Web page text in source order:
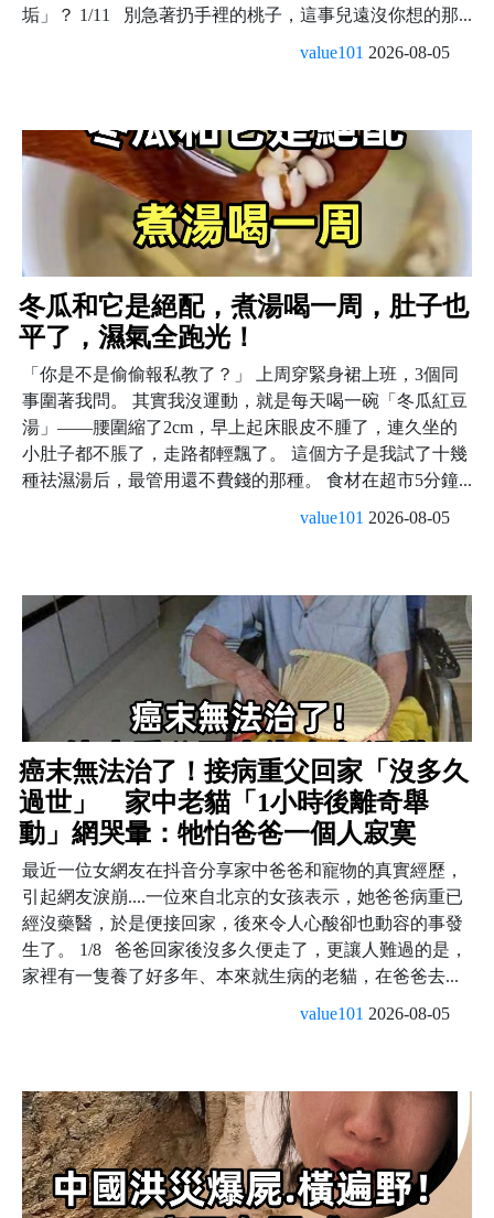
垢」？ 1/11 別急著扔手裡的桃子，這事兒遠沒你想的那...
value101 2026-08-05
冬瓜和它是絕配，煮湯喝一周，肚子也
平了，濕氣全跑光！
「你是不是偷偷報私教了？」 上周穿緊身裙上班，3個同
事圍著我問。 其實我沒運動，就是每天喝一碗「冬瓜紅豆
湯」——腰圍縮了2cm，早上起床眼皮不腫了，連久坐的
小肚子都不脹了，走路都輕飄了。 這個方子是我試了十幾
種祛濕湯后，最管用還不費錢的那種。 食材在超市5分鐘...
value101 2026-08-05
癌末無法治了！接病重父回家「沒多久
過世」 家中老貓「1小時後離奇舉
動」網哭暈：牠怕爸爸一個人寂寞
最近一位女網友在抖音分享家中爸爸和寵物的真實經歷，
引起網友淚崩....一位來自北京的女孩表示，她爸爸病重已
經沒藥醫，於是便接回家，後來令人心酸卻也動容的事發
生了。 1/8 爸爸回家後沒多久便走了，更讓人難過的是，
家裡有一隻養了好多年、本來就生病的老貓，在爸爸去...
value101 2026-08-05